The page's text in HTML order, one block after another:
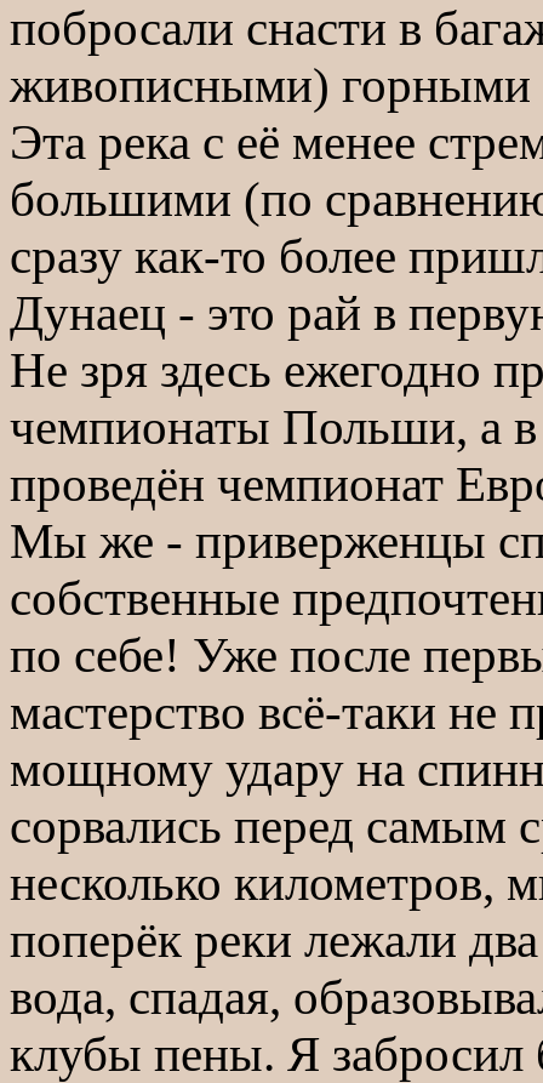
побросали снасти в
живописными) горными
Эта река с её менее
бoльшими (по
сразу как-то более
Дунаец - это рай в
Не зря здесь ежегодно
чемпионаты Польши, а
проведён чемпионат
Мы же - приверженцы
собственные
по себе! Уже после
мастерство всё-таки не
мощному удару на
сорвались перед самым
несколько километров,
поперёк реки лежали
вода, спадая,
клубы пены. Я забросил